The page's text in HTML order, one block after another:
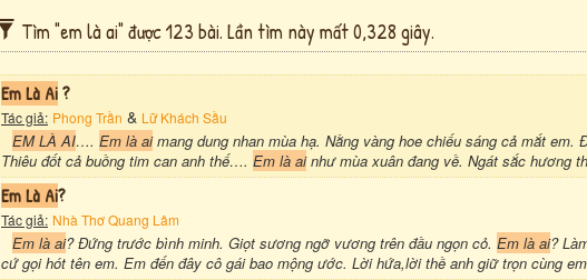
Tìm "em là ai" được 123 bài. Lần tìm này mất 0,328 giây.
Em Là Ai?
Tác giả: Phong Trần & Lữ Khách Sầu
EM LÀ AI…. Em là aimang dung nhan mùa hạ. Nằng vàng hoe chiếu sáng cả mắt em.
Thiêu đốt cả buồng tim can anh thế…. Em là ainhư mùa xuân đang về. Ngát sắc hương
Em Là Ai?
Tác giả: Nhà Thơ Quang Lâm
Em là ai? Đứng trước bình minh. Giọt sương ngỡ vương trên đầu ngọn cỏ. Em là ai?
cứ gọi hót tên em. Em đến đây cô gái bao mộng ước. Lời hứa,lời thề anh giữ trọn cùng